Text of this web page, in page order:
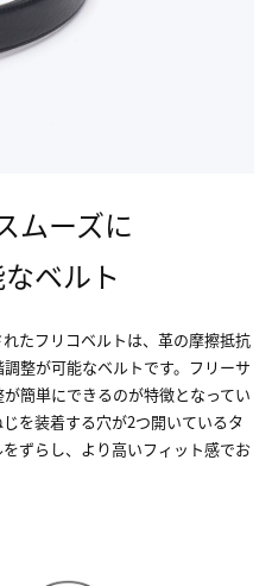
ムーズに
ベルト
たフリコベルトは、革の摩擦抵抗
整が可能なベルトです。フリーサ
簡単にできるのが特徴となってい
を装着する穴が2つ開いているタ
ずらし、より高いフィット感でお